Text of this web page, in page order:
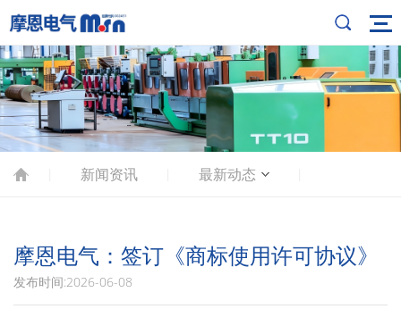
新闻资讯 最新动态
摩恩电气：签订《商标使用许可协议》
发布时间:2026-06-08